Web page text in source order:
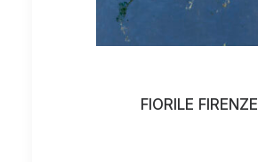
FIORILE FIRENZE